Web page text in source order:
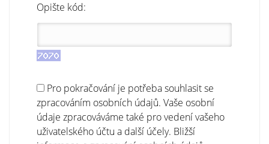
Opište kód:
zpracováním osobních údajů. Vaše osobní
údaje zpracováváme také pro vedení vašeho
uživatelského účtu a další účely. Bližší